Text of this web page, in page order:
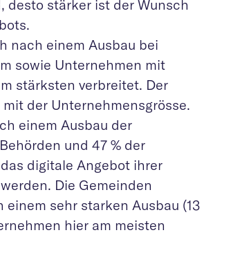
desto stärker ist der Wunsch
nach einem Ausbau bei
sowie Unternehmen mit
stärksten verbreitet. Der
der Unternehmensgrösse.
einem Ausbau der
und 47 % der
digitale Angebot ihrer
Die Gemeinden
sehr starken Ausbau (13
hier am meisten